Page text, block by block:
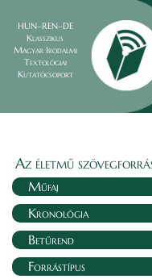
HUN–REN–DE
Klasszikus
Magyar Irodalmi
Textológiai
Kutatócsoport
Az életmű
Műfaj
Kronológia
Betűrend
Forrástípus